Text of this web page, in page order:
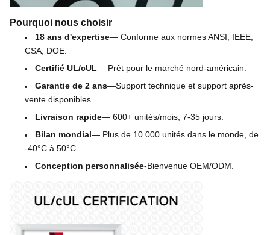
Pourquoi nous choisir
18 ans d'expertise— Conforme aux normes ANSI, IEEE,
CSA, DOE.
Certifié UL/cUL— Prêt pour le marché nord-américain.
Garantie de 2 ans—Support technique et support après-
vente disponibles.
Livraison rapide— 600+ unités/mois, 7-35 jours.
Bilan mondial— Plus de 10 000 unités dans le monde, de
-40°C à 50°C.
Conception personnalisée-Bienvenue OEM/ODM.